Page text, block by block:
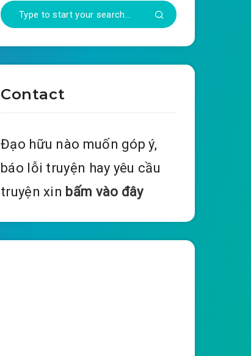
Contact
Đạo hữu nào muốn góp ý,
báo lỗi truyện hay yêu cầu
truyện xin bấm vào đây